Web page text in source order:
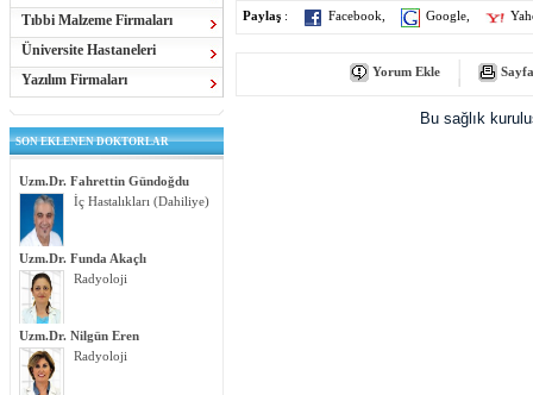
Tıbbi Malzeme Firmaları
Üniversite Hastaneleri
Yazılım Firmaları
SON EKLENEN DOKTORLAR
Uzm.Dr. Fahrettin Gündoğdu
İç Hastalıkları (Dahiliye)
Uzm.Dr. Funda Akaçlı
Radyoloji
Uzm.Dr. Nilgün Eren
Radyoloji
Paylaş : Facebook Google
Yorum Ekle
Bu sağlık